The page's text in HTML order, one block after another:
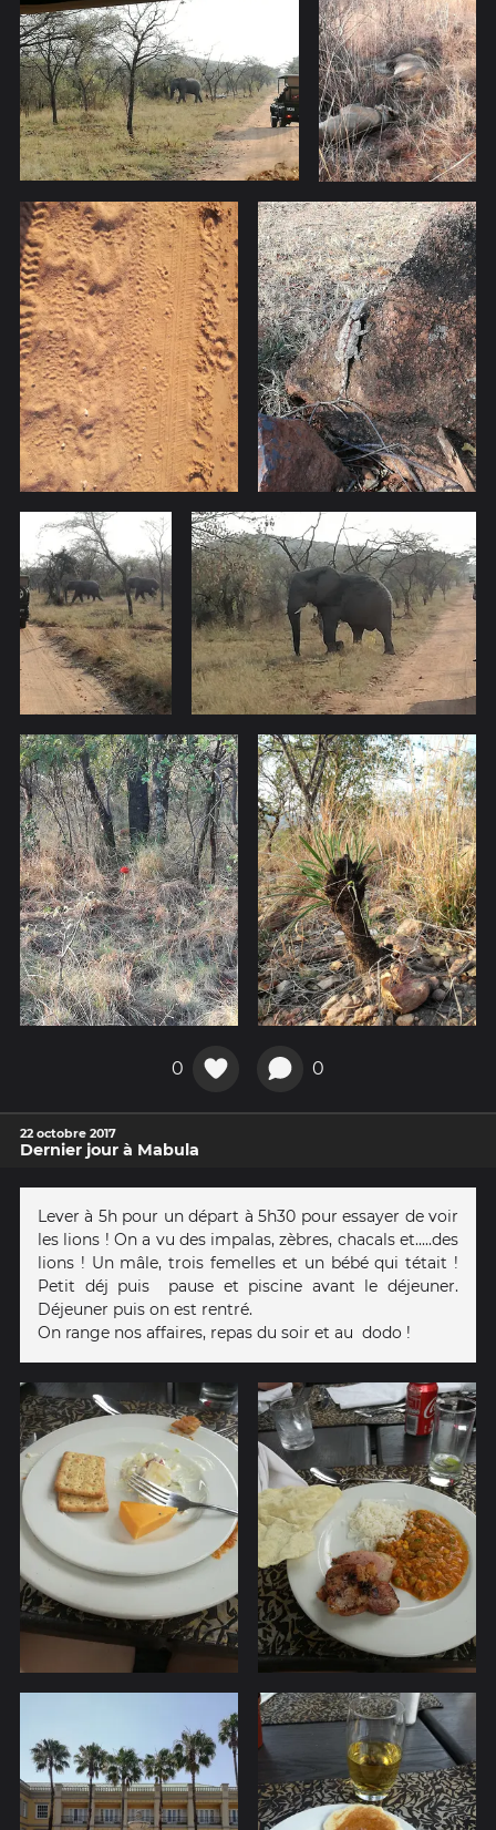
0 0
22 octobre 2017
Dernier jour à Mabula
Lever à 5h pour un départ à 5h30 pour essayer de voir
les lions ! On a vu des impalas, zèbres, chacals et.....des
lions ! Un mâle, trois femelles et un bébé qui tétait !
Petit déj puis ️ pause et piscine avant le déjeuner.
Déjeuner puis on est rentré.
On range nos affaires, repas du soir et au ️ dodo !